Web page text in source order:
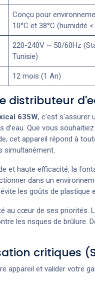
Conçu pour
10°C et 38°C (humidité <
220-240V ~ 50/60Hz
Tunisie)
12 mois (1 An)
distributeur
635W, c'est s'assurer
d’eau. Que vous
cet appareil répond à
simultanément.
et haute efficacité, la
dans un
les goûts de
au cœur de ses priorités.
les risques de brûlure.
critiques
appareil et valider votre